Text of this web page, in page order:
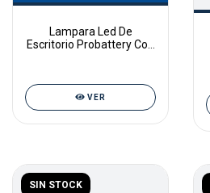
Lampara Led De
Escritorio Probattery Con
VER
SIN STOCK